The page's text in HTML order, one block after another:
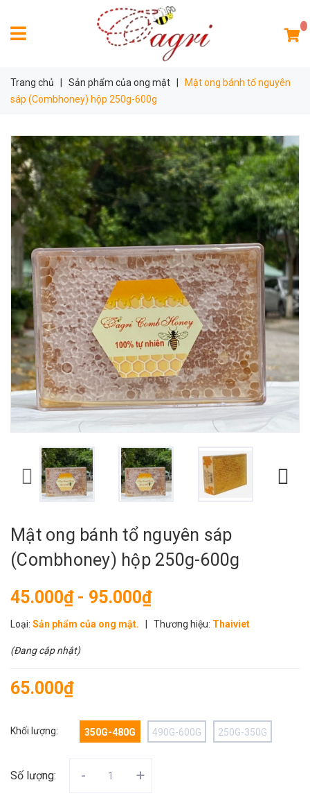
Trang chủ Sản phẩm của ong mật
Mật ong bánh tổ nguyên
sáp (Combhoney) hộp 250g-600g
Mật ong bánh tổ nguyên sáp
(Combhoney) hộp 250g-600g
45.000₫ - 95.000₫
Loại: Sản phẩm của ong mật. Thương hiệu: Thaiviet
(Đang cập nhật)
65.000₫
Khối lượng: 350G-480G 490G-600G 250G-350G
Số lượng: - +